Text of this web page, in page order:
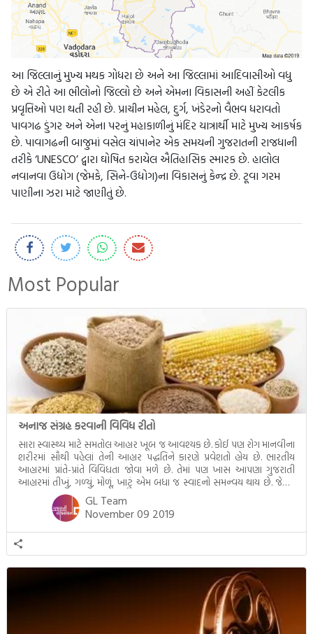
આ જિલ્લાનું મુખ્ય મથક ગોધરા છે અને આ જિલ્લામાં આદિવાસીઓ વધુ
છે એ રીતે આ ભીલોનો જિલ્લો છે અને એમના વિકાસની અહીં કેટલીક
પ્રવૃત્તિઓ પણ થતી રહી છે. પ્રાચીન મહેલ, દુર્ગ, ખંડેરનો વૈભવ ધરાવતો
પાવગઢ ડુંગર અને એના પરનું મહાકાળીનું મંદિર યાત્રાર્થી માટે મુખ્ય આકર્ષક
છે. પાવાગઢની બાજુમાં વસેલ ચાંપાનેર એક સમયની ગુજરાતની રાજધાની
તરીકે ‘UNESCO’ દ્વારા ઘોષિત કરાયેલ ઐતિહાસિક સ્મારક છે. હાલોલ
નવાનવા ઉદ્યોગ (જેમકે, સિને-ઉદ્યોગ)ના વિકાસનું કેન્દ્ર છે. ટૂવા ગરમ
પાણીના ઝરા માટે જાણીતું છે.
Most Popular
અનાજ સંગ્રહ કરવાની વિવિધ રીતો
સારા સ્વાસ્થ્ય માટે સમતોલ આહાર ખૂબ જ આવશ્યક છે. કોઈ પણ રોગ માનવીના
શરીરમાં સૌથી પહેલાં તેની આહાર પદ્ધતિને કારણે પ્રવેશતો હોય છે. ભારતીય
આહારમાં પ્રાંતે-પ્રાંતે વિવિધતા જોવા મળે છે. તેમાં પણ ખાસ આપણા ગુજરાતી
આહારમાં તીખું, ગળ્યું, મોળૂં, ખાટું એમ બધા જ સ્વાદનો સમન્વય થાય છે. જેટલું
મહત્ત્વ સમતોલ આહરનું છે તેટલું જ મહત્ત્વ […]
GL Team
November 09 2019